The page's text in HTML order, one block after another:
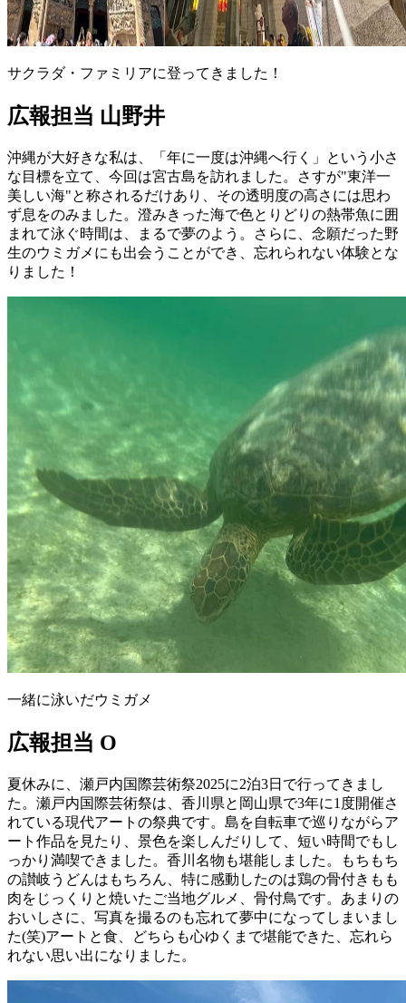
サクラダ・ファミリアに登ってきました！
広報担当 山野井
沖縄が大好きな私は、「年に一度は沖縄へ行く」という小さ
な目標を立て、今回は宮古島を訪れました。さすが"東洋一
美しい海"と称されるだけあり、その透明度の高さには思わ
ず息をのみました。澄みきった海で色とりどりの熱帯魚に囲
まれて泳ぐ時間は、まるで夢のよう。さらに、念願だった野
生のウミガメにも出会うことができ、忘れられない体験とな
りました！
一緒に泳いだウミガメ
広報担当 O
夏休みに、瀬戸内国際芸術祭2025に2泊3日で行ってきまし
た。瀬戸内国際芸術祭は、香川県と岡山県で3年に1度開催さ
れている現代アートの祭典です。島を自転車で巡りながらア
ート作品を見たり、景色を楽しんだりして、短い時間でもし
っかり満喫できました。香川名物も堪能しました。もちもち
の讃岐うどんはもちろん、特に感動したのは鶏の骨付きもも
肉をじっくりと焼いたご当地グルメ、骨付鳥です。あまりの
おいしさに、写真を撮るのも忘れて夢中になってしまいまし
た(笑)アートと食、どちらも心ゆくまで堪能できた、忘れら
れない思い出になりました。